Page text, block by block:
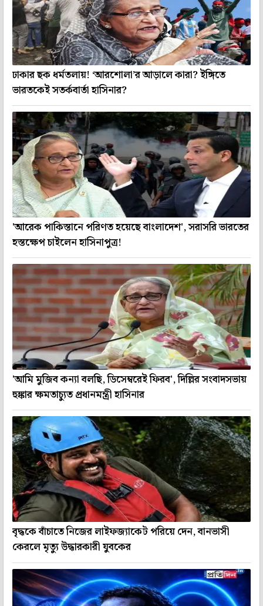
ঢাকার ছক ধর্মতলায়! ‘আরশোলা’র আড়ালে কারা? ইঙ্গিতে
ভারতকেই সতর্কবার্তা হাসিনার?
'আরেক পাকিস্তানে পরিণত হয়েছে বাংলাদেশ', সরাসরি ভারতের
হস্তক্ষেপ চাইলেন হাসিনাপুত্র!
'আমি মুজিব কন্যা বলছি, ডিসেম্বরেই ফিরব', দিল্লির সংবাদসভায়
হুঙ্কার ক্ষমতাচ্যুত প্রধানমন্ত্রী হাসিনার
বৃদ্ধকে বাঁচাতে নিজের লাইফজ্যাকেট পরিয়ে দেন, বানভাসী
কেরলে মৃত্যু উদ্ধারকারী যুবকের